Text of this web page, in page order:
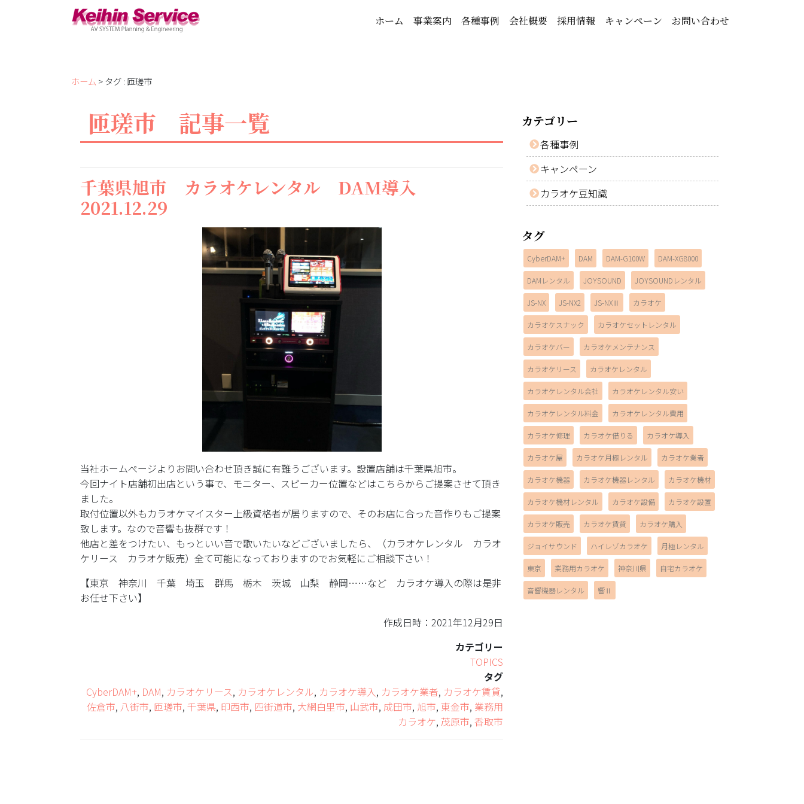
ホーム 事業案内 各種事例 会社概要 採用情報 キャンペーン お問い合わせ
ホーム > タグ : 匝瑳市
匝瑳市 記事一覧
千葉県旭市 カラオケレンタル DAM導入
2021.12.29
当社ホームぺージよりお問い合わせ頂き誠に有難うございます。設置店舗は千葉県旭市。
今回ナイト店舗初出店という事で、モニター、スピーカー位置などはこちらからご提案させて頂き
ました。
取付位置以外もカラオケマイスター上級資格者が居りますので、そのお店に合った音作りもご提案
致します。なので音響も抜群です！
他店と差をつけたい、もっといい音で歌いたいなどございましたら、（カラオケレンタル カラオ
ケリース カラオケ販売）全て可能になっておりますのでお気軽にご相談下さい！
【東京 神奈川 千葉 埼玉 群馬 栃木 茨城 山梨 静岡……など カラオケ導入の際は是非
お任せ下さい】
作成日時：2021年12月29日
カテゴリー
TOPICS
タグ
CyberDAM+, DAM, カラオケリース, カラオケレンタル, カラオケ導入, カラオケ業者, カラオケ賃貸,
佐倉市, 八街市, 匝瑳市,千葉県, 印西市, 四街道市, 大網白里市, 山武市, 成田市, 旭市,東金市, 業務用
カラオケ,茂原市,香取市
カテゴリー
各種事例
キャンペーン
カラオケ豆知識
タグ
CyberDAM+ DAM DAM-G100W DAM-XG8000
DAMレンタル JOYSOUND JOYSOUNDレンタル
JS-NX JS-NX2 JS-NXⅡ カラオケ
カラオケスナック カラオケセットレンタル
カラオケバー カラオケメンテナンス
カラオケリース カラオケレンタル
カラオケレンタル会社 カラオケレンタル安い
カラオケレンタル料金 カラオケレンタル費用
カラオケ修理 カラオケ借りる カラオケ導入
カラオケ屋 カラオケ月極レンタル カラオケ業者
カラオケ機器 カラオケ機器レンタル カラオケ機材
カラオケ機材レンタル カラオケ設備 カラオケ設置
カラオケ販売 カラオケ賃貸 カラオケ購入
ジョイサウンド ハイレゾカラオケ 月極レンタル
東京 業務用カラオケ 神奈川県 自宅カラオケ
音響機器レンタル 響Ⅱ